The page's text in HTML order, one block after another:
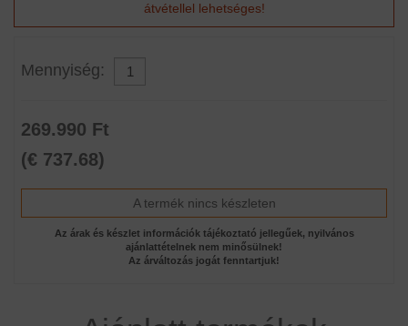
átvétellel lehetséges!
Mennyiség:
269.990 Ft
(€ 737.68)
A termék nincs készleten
Az árak és készlet információk tájékoztató jellegűek, nyilvános
ajánlattételnek nem minősülnek!
Az árváltozás jogát fenntartjuk!